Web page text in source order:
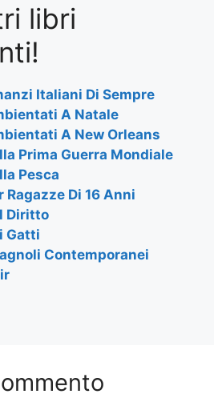
e
gr
a
m
ai
l
ar
libri
Italiani Di Sempre
A Natale
A New Orleans
Prima Guerra Mondiale
Pesca
Ragazze Di 16 Anni
Diritto
Gatti
Contemporanei